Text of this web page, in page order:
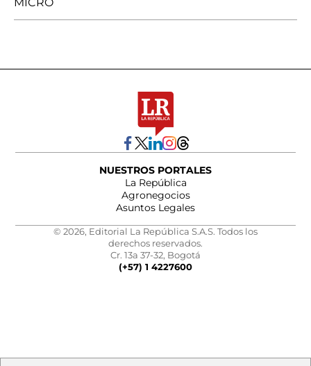
NUESTROS PORTALES
La República
Agronegocios
Asuntos Legales
© 2026, Editorial La República S.A.S. Todos los
derechos reservados.
Cr. 13a 37-32, Bogotá
(+57) 1 4227600